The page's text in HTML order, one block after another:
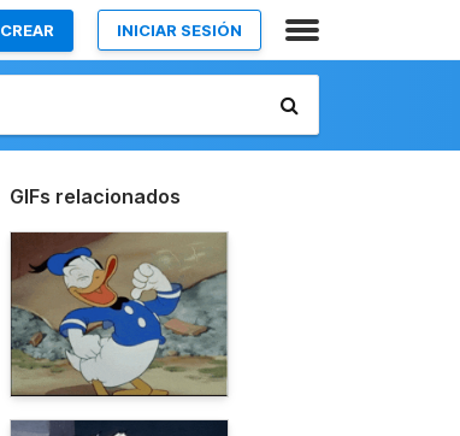
CREAR INICIAR SESIÓN
GIFs relacionados